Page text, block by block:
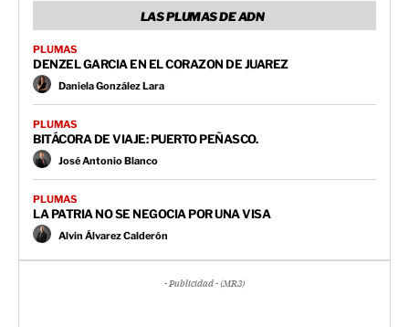
LAS PLUMAS DE ADN
PLUMAS
DENZEL GARCIA EN EL CORAZON DE JUAREZ
Daniela González Lara
PLUMAS
BITÁCORA DE VIAJE: PUERTO PEÑASCO.
José Antonio Blanco
PLUMAS
LA PATRIA NO SE NEGOCIA POR UNA VISA
Alvin Álvarez Calderón
- Publicidad - (MR3)